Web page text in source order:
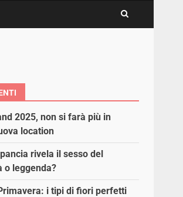
2025, non si farà più in
location
rivela il sesso del
o leggenda?
i tipi di fiori perfetti